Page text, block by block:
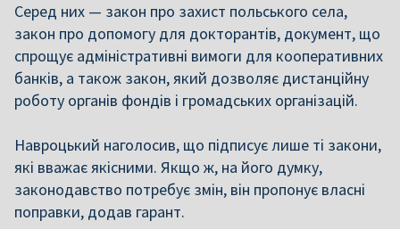
Серед них — закон про захист польського села,
закон про допомогу для докторантів, документ, що
спрощує адміністративні вимоги для кооперативних
банків, а також закон, який дозволяє дистанційну
роботу органів фондів і громадських організацій.
Навроцький наголосив, що підписує лише ті закони,
які вважає якісними. Якщо ж, на його думку,
законодавство потребує змін, він пропонує власні
поправки, додав гарант.